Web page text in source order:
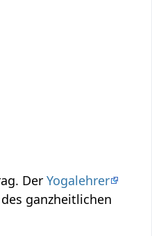
Video Kurzvortrag. DerYogalehrer
und des ganzheitlichen